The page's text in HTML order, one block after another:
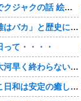
【おすすめ漫画】あくまでクジャクの話 絵が綺麗・・・・
織田信雄って、「織田信雄はバカ」と歴史に書かれているが今まで家が残っているんでバカではないよな？
って・・・・
【豊臣兄弟！】このクソ大河早く終わらないかな・・・？
【おすすめ漫画】ねこねこ日和は安定の癒し・・・・